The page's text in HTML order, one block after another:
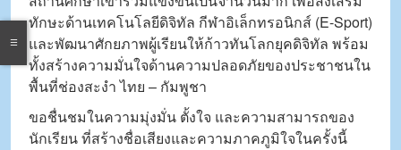
ทักษะด้านเทคโนโลยีดิจิทัล กีฬาอิเล็กทรอนิกส์ (E-Sport)
และพัฒนาศักยภาพผู้เรียนให้ก้าวทันโลกยุคดิจิทัล พร้อม
ทั้งสร้างความมั่นใจด้านความปลอดภัยของประชาชนใน
พื้นที่ช่องสะงำ ไทย – กัมพูชา
ขอชื่นชมในความมุ่งมั่น ตั้งใจ และความสามารถของ
นักเรียน ที่สร้างชื่อเสียงและความภาคภูมิใจในครั้งนี้